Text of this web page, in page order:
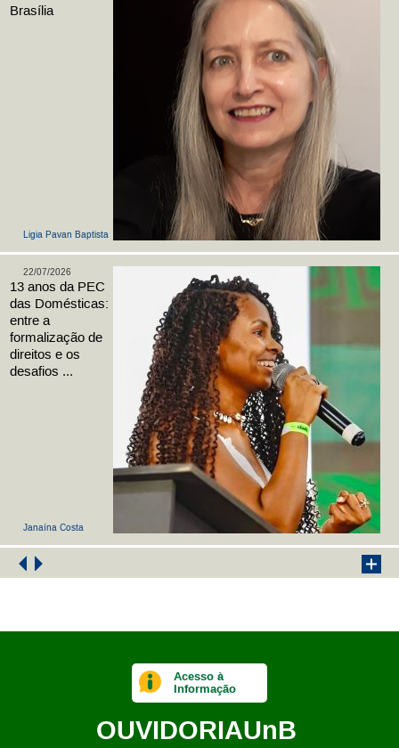
Ligia Pavan Baptista
Brasília
Janaína Costa
22/07/2026
13 anos da PEC
das Domésticas:
entre a
formalização de
direitos e os
desafios ...
Acesso à
Informação
OUVIDORIAUnB